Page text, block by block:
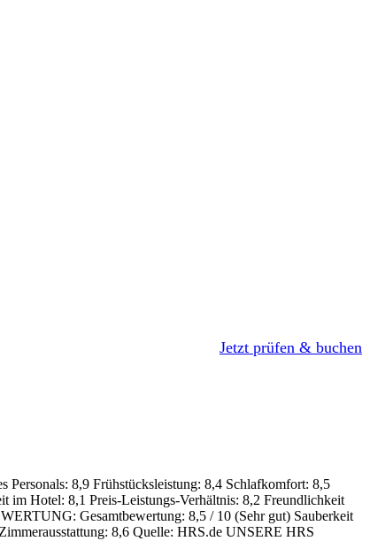
Jetzt prüfen & buchen
Personals: 8,9 Frühstücksleistung: 8,4 Schlafkomfort: 8,5
im Hotel: 8,1 Preis-Leistungs-Verhältnis: 8,2 Freundlichkeit
Gesamtbewertung: 8,5 / 10 (Sehr gut) Sauberkeit
Zimmerausstattung: 8,6 Quelle: HRS.de UNSERE HRS